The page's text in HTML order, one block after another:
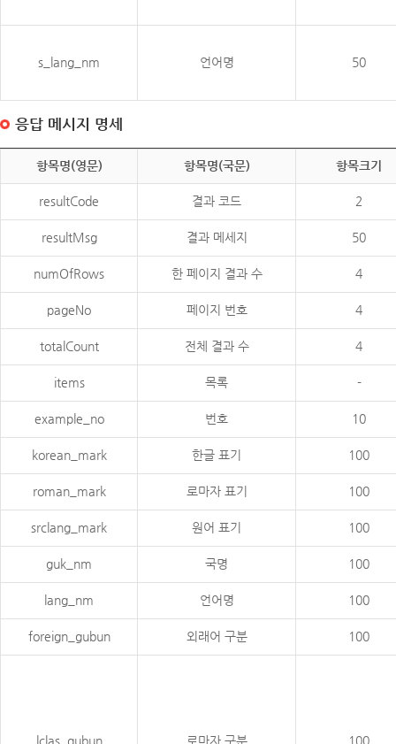
s_lang_nm 언어명 50
응답 메시지 명세
항목명(영문) 항목명(국문) 항목크기
resultCode 결과 코드 2
resultMsg 결과 메세지 50
numOfRows 한 페이지 결과 수 4
pageNo 페이지 번호 4
totalCount 전체 결과 수 4
items 목록 -
example_no 번호 10
korean_mark 한글 표기 100
roman_mark 로마자 표기 100
srclang_mark 원어 표기 100
guk_nm 국명 100
lang_nm 언어명 100
foreign_gubun 외래어 구분 100
lclas_gubun 로마자 구분 100